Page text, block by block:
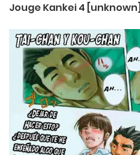
Jouge Kankei 4 [unknown]